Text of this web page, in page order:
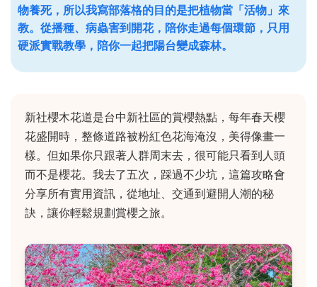
物養死，所以我寫部落格的目的是把植物當「活物」來
教。從播種、病蟲害到開花，陪你走過每個環節，只用
硬派實戰教學，陪你一起把陽台變成森林。
新社櫻木花道是台中新社區的賞櫻熱點，每年春天櫻
花盛開時，整條道路被粉紅色花海淹沒，美得像畫一
樣。但如果你只跟著人群周末去，很可能只看到人頭
而不是櫻花。我去了五次，踩過不少坑，這篇攻略會
分享所有實用資訊，從地址、交通到避開人潮的秘
訣，讓你輕鬆規劃賞櫻之旅。